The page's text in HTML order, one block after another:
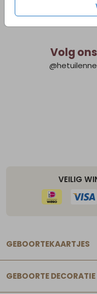
Volg
VEILIG
GEBOORTEKAARTJES
GEBOORTE DECORATIE